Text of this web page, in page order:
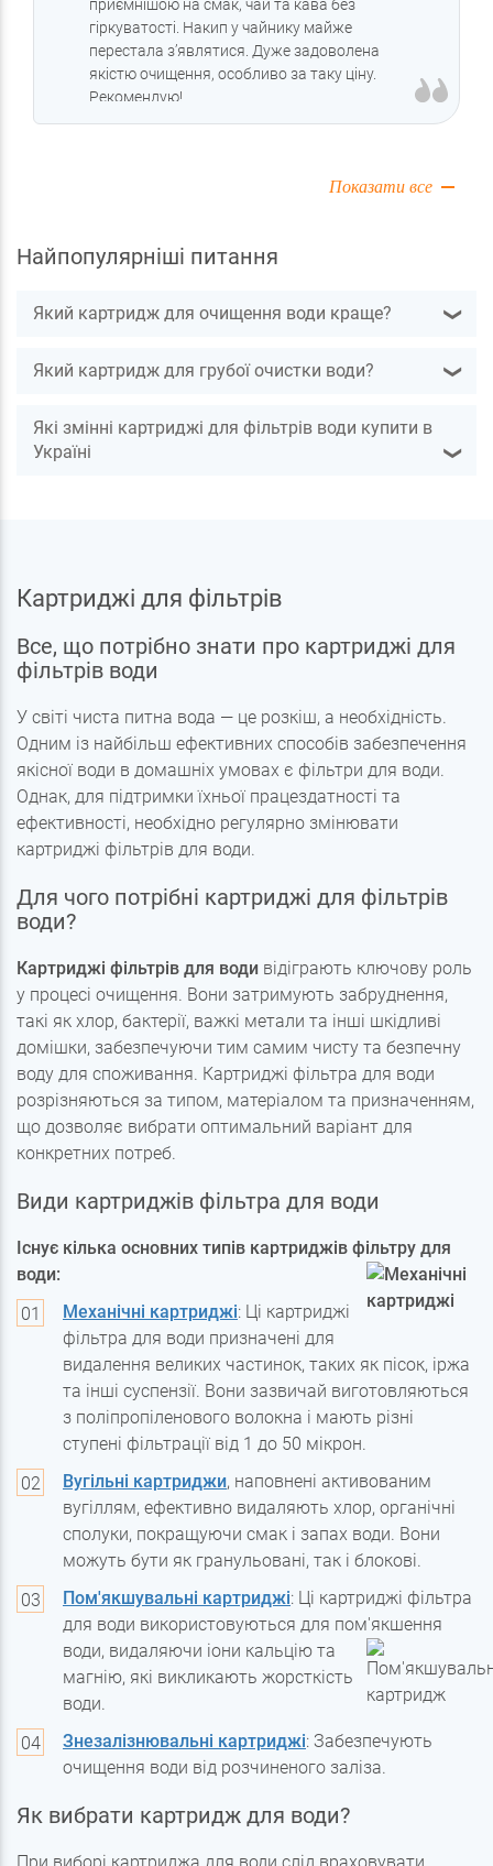
приємнішою на смак, чай та кава без
гіркуватості. Накип у чайнику майже
перестала з’являтися. Дуже задоволена
якістю очищення, особливо за таку ціну.
Рекомендую!
Показати все
Найпопулярніші питання
Який картридж для очищення води краще? ❯
Який картридж для грубої очистки води? ❯
Які змінні картриджі для фільтрів води купити в
Україні
❯
Картриджі для фільтрів
Все, що потрібно знати про картриджі для
фільтрів води
У світі чиста питна вода — це розкіш, а необхідність.
Одним із найбільш ефективних способів забезпечення
якісної води в домашніх умовах є фільтри для води.
Однак, для підтримки їхньої працездатності та
ефективності, необхідно регулярно змінювати
картриджі фільтрів для води.
Для чого потрібні картриджі для фільтрів
води?
Картриджі фільтрів для води відіграють ключову роль
у процесі очищення. Вони затримують забруднення,
такі як хлор, бактерії, важкі метали та інші шкідливі
домішки, забезпечуючи тим самим чисту та безпечну
воду для споживання. Картриджі фільтра для води
розрізняються за типом, матеріалом та призначенням,
що дозволяє вибрати оптимальний варіант для
конкретних потреб.
Види картриджів фільтра для води
Існує кілька основних типів картриджів фільтру для
води:
Механічні картриджі: Ці картриджі
фільтра для води призначені для
видалення великих частинок, таких як пісок, іржа
та інші суспензії. Вони зазвичай виготовляються
з поліпропіленового волокна і мають різні
ступені фільтрації від 1 до 50 мікрон.
Вугільні картриджи, наповнені активованим
вугіллям, ефективно видаляють хлор, органічні
сполуки, покращуючи смак і запах води. Вони
можуть бути як гранульовані, так і блокові.
Пом'якшувальні картриджі: Ці картриджі фільтра
для води використовуються для пом'якшення
води, видаляючи іони кальцію та
магнію, які викликають жорсткість
води.
Знезалізнювальні картриджі: Забезпечують
очищення води від розчиненого заліза.
Як вибрати картридж для води?